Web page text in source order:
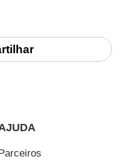
Parceiros